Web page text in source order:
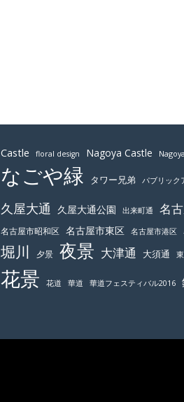
Castle floral design Nagoya Castle
なごや緑 タワー兄弟 パブリック
久屋大通 久屋大通公園 出来町通 名
名古屋市昭和区 名古屋市東区 名古屋市港区
堀川 夕景 夜景 大津通 大須通
花景 花道 華道 華道フェスティバル2016